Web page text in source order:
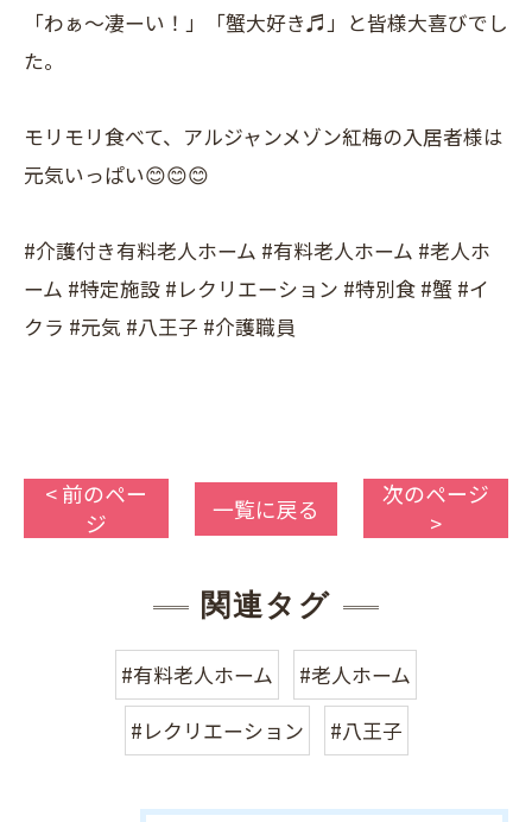
「わぁ～凄ーい！」「蟹大好き♬」と皆様大喜びでし
た。
モリモリ食べて、アルジャンメゾン紅梅の入居者様は
元気いっぱい😊😊😊
#介護付き有料老人ホーム #有料老人ホーム #老人ホ
ーム #特定施設 #レクリエーション #特別食 #蟹 #イ
クラ #元気 #八王子 #介護職員
< 前のペー
ジ
一覧に戻る
次のページ
>
関連タグ
#有料老人ホーム
#老人ホーム
#レクリエーション
#八王子